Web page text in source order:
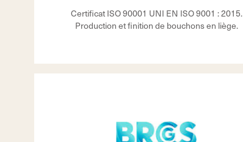
Certificat ISO 90001 UNI EN ISO 9001 : 2015.
Production et finition de bouchons en liège.